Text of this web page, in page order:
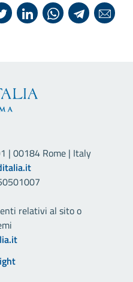
| 00184 Rome | Italy
relativi al sito o